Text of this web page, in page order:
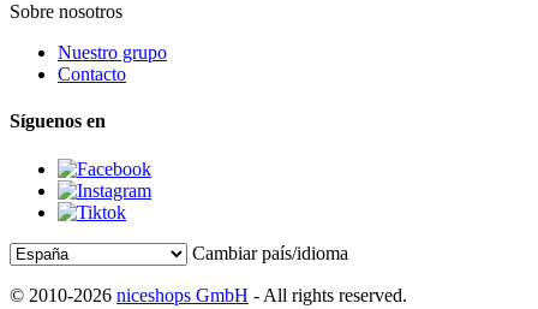
Sobre nosotros
Nuestro grupo
Contacto
Síguenos en
Cambiar país/idioma
© 2010-2026 niceshops GmbH - All rights reserved.